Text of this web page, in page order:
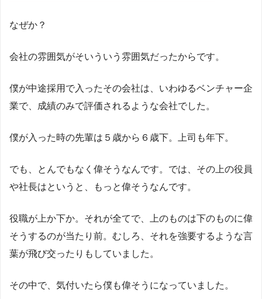
なぜか？
会社の雰囲気がそいういう雰囲気だったからです。
僕が中途採用で入ったその会社は、いわゆるベンチャー企
業で、成績のみで評価されるような会社でした。
僕が入った時の先輩は５歳から６歳下。上司も年下。
でも、とんでもなく偉そうなんです。では、その上の役員
や社長はというと、もっと偉そうなんです。
役職が上か下か。それが全てで、上のものは下のものに偉
そうするのが当たり前。むしろ、それを強要するような言
葉が飛び交ったりもしていました。
その中で、気付いたら僕も偉そうになっていました。